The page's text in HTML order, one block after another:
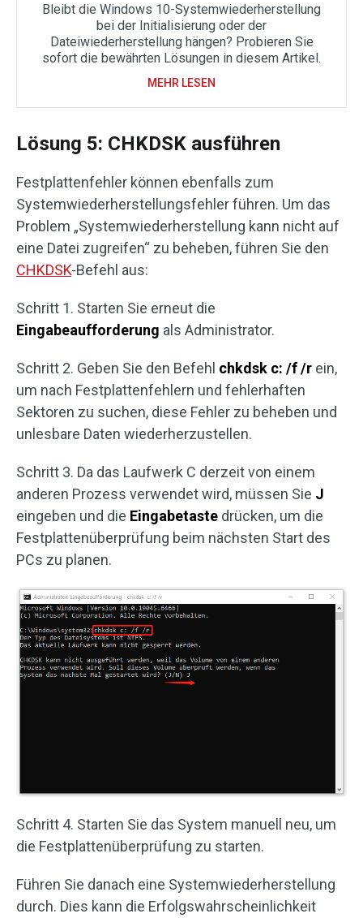
Bleibt die Windows 10-Systemwiederherstellung
bei der Initialisierung oder der
Dateiwiederherstellung hängen? Probieren Sie
sofort die bewährten Lösungen in diesem Artikel.
MEHR LESEN
Lösung 5: CHKDSK ausführen
Festplattenfehler können ebenfalls zum
Systemwiederherstellungsfehler führen. Um das
Problem „Systemwiederherstellung kann nicht auf
eine Datei zugreifen“ zu beheben, führen Sie den
CHKDSK-Befehl aus:
Schritt 1. Starten Sie erneut die
Eingabeaufforderung als Administrator.
Schritt 2. Geben Sie den Befehl chkdsk c: /f /r ein,
um nach Festplattenfehlern und fehlerhaften
Sektoren zu suchen, diese Fehler zu beheben und
unlesbare Daten wiederherzustellen.
Schritt 3. Da das Laufwerk C derzeit von einem
anderen Prozess verwendet wird, müssen Sie J
eingeben und die Eingabetaste drücken, um die
Festplattenüberprüfung beim nächsten Start des
PCs zu planen.
Schritt 4. Starten Sie das System manuell neu, um
die Festplattenüberprüfung zu starten.
Führen Sie danach eine Systemwiederherstellung
durch. Dies kann die Erfolgswahrscheinlichkeit